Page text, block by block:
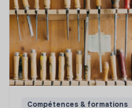
Compétences & formations